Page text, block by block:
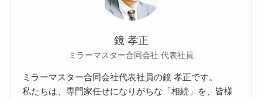
鏡 孝正
ミラーマスター合同会社 代表社員
ミラーマスター合同会社代表社員の鏡 孝正です。
私たちは、専門家任せになりがちな「相続」を、皆様